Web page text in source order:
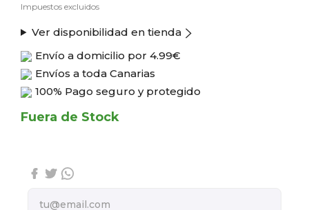
Impuestos excluidos
Ver disponibilidad en tienda
Envío a domicilio por 4.99€
Envíos a toda Canarias
100% Pago seguro y protegido
Fuera de Stock